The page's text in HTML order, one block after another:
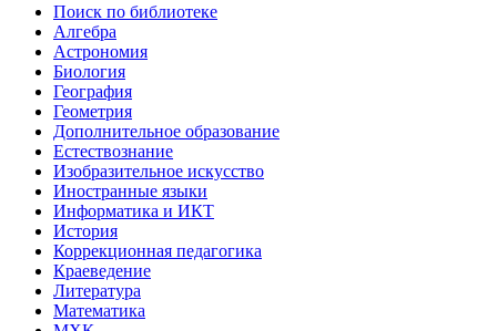
Поиск по библиотеке
Алгебра
Астрономия
Биология
География
Геометрия
Дополнительное образование
Естествознание
Изобразительное искусство
Иностранные языки
Информатика и ИКТ
История
Коррекционная педагогика
Краеведение
Литература
Математика